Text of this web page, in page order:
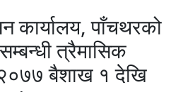
कार्यालय, पाँचथरको
त्रैमासिक
बैशाख १ देखि